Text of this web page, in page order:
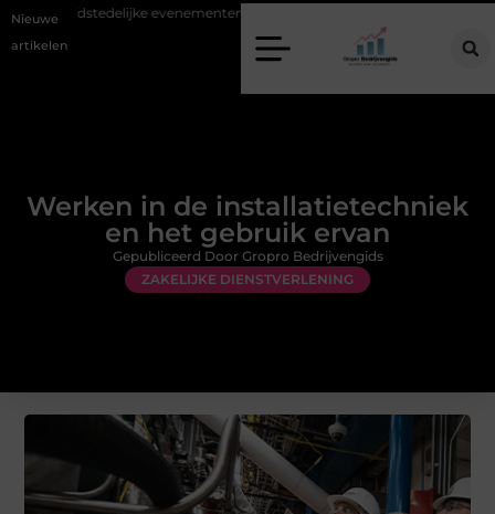
Nieuwe
artikelen
evenementen Alles over flexibele inzet van personeel
Werken in de installatietechniek
en het gebruik ervan
ZAKELIJKE DIENSTVERLENING
Gepubliceerd Door Gropro Bedrijvengids